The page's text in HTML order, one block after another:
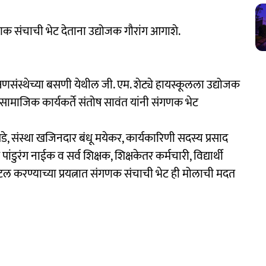
संचाची भेट देताना उद्योजक गौरांग आगाशे.
बसणी येथील जी. एम. शेट्ये हायस्कूलला उद्योजक
कार्यकर्ते संतोष सावंत यांनी संगणक भेट
संस्था खजिनदार बंधू मयेकर, कार्यकारिणी सदस्य प्रसाद
नाईक व सर्व शिक्षक, शिक्षकेतर कर्मचारी, विद्यार्थी
करण्याच्या प्रयत्नात संगणक संचाची भेट ही मोलाची मदत